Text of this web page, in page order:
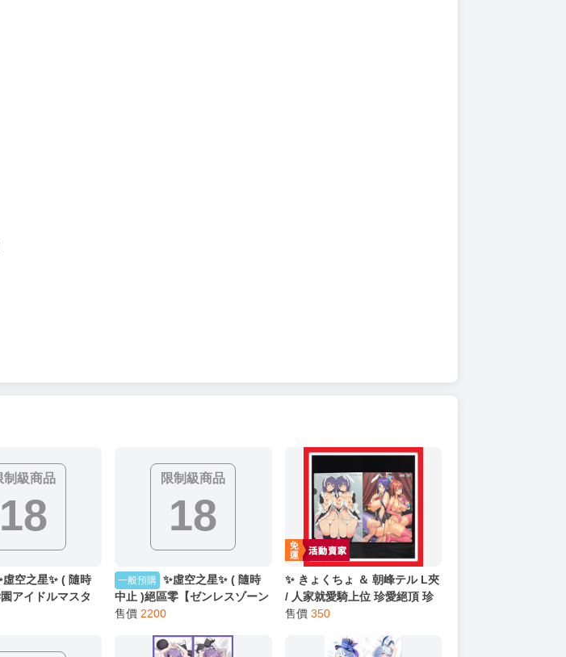
制級商品
18
虛空之星✨ ( 隨時
アイドルマスタ
毬 ❤️內衣❤️ 抱枕套
限制級商品
18
一般預購 ✨虛空之星✨ ( 隨時
中止 )絕區零【ゼンレスゾーン
ゼロ】 イヴリン❤️ 孕 ❤️伊芙琳
コット 材質 [日本空運] 44318
售價 2200
✨ きょくちょ ＆ 朝峰テル L夾
/ 人家就愛騎上位 珍愛絕頂 珍
愛著你 珍愛著我 楓與鈴 限定版
售價 350